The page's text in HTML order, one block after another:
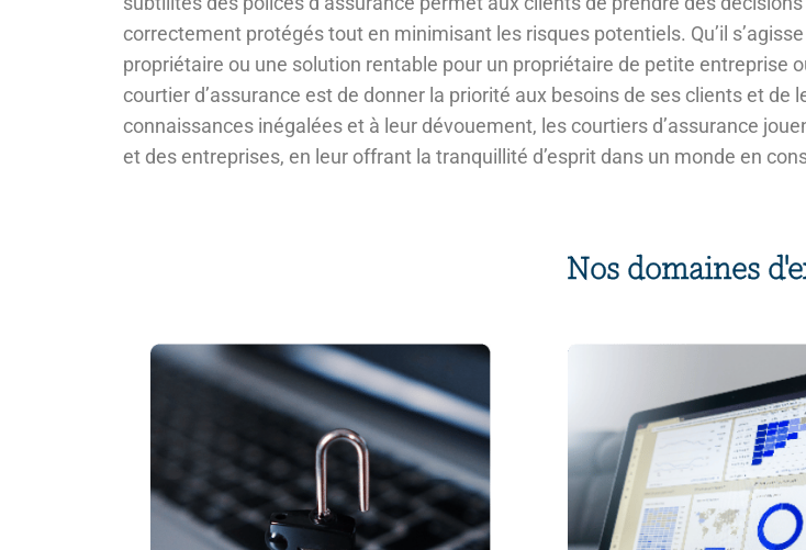
correctement protégés tout en minimisant les risques potentiels. Qu’il
propriétaire ou une solution rentable pour un propriétaire de petite entreprise
courtier d’assurance est de donner la priorité aux besoins de ses clients et
connaissances inégalées et à leur dévouement, les courtiers d’assurance
et des entreprises, en leur offrant la tranquillité d’esprit dans un monde en
Nos domaines